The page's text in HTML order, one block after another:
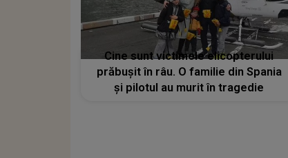
Cine sunt victimele elicopterului
prăbușit în râu. O familie din Spania
și pilotul au murit în tragedie